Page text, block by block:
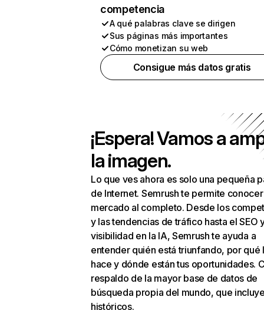
competencia
A qué palabras clave se dirigen
Sus páginas más importantes
Cómo monetizan su web
Consigue más datos gratis
¡Espera! Vamos a
la imagen.
Lo que ves ahora es solo una pequeña
de Internet. Semrush te permite
mercado al completo. Desde los
y las tendencias de tráfico hasta el SEO
visibilidad en la IA, Semrush te ayuda a
entender quién está triunfando, por qué
hace y dónde están tus oportunidades.
respaldo de la mayor base de datos de
búsqueda propia del mundo, que
históricos.